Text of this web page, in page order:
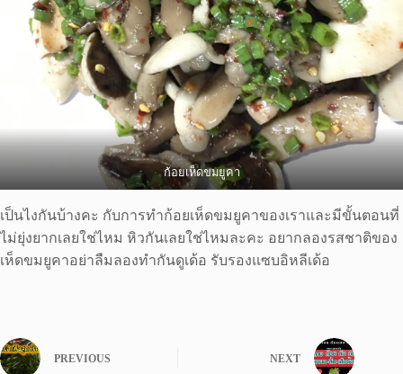
ก้อยเห็ดขมยูคา
เป็นไงกันบ้างคะ กับการทำก้อยเห็ดขมยูคาของเราและมีขั้นตอนที่
ไม่ยุ่งยากเลยใช่ไหม หิวกันเลยใช่ไหมละคะ อยากลองรสชาติของ
เห็ดขมยูคาอย่าลืมลองทำกันดูเด้อ รับรองแซบอิหลีเด้อ
PREVIOUS NEXT